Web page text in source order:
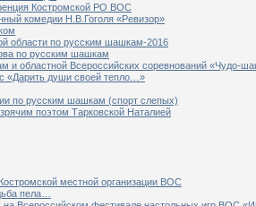
Костромской РО ВОС
комедии Н.В.Гоголя «Ревизор»
области по русским шашкам-2016
по русским шашкам
и областной Всероссийских соревнований «Чудо-
«Дарить души своей тепло…»
по русским шашкам (спорт слепых)
поэтом Тарковской Наталией
местной организации ВОС
пела…